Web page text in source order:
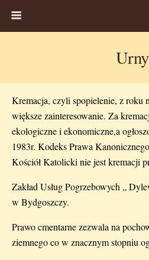
Urny
Kremacja, czyli spopielenie, z roku
większe zainteresowanie. Za
ekologiczne i ekonomiczne,a
1983r. Kodeks Prawa
Kościół Katolicki nie jest kremacji
Zakład Usług Pogrzebowych „
w Bydgoszczy.
Prawo cmentarne zezwala na
ziemnego co w znacznym stopniu